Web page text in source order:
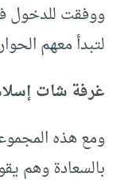
ووفقت للدخول
لتبدأ معهم
غرفة شات
ومع هذه
بالسعادة وهم